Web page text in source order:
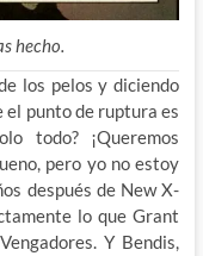
hecho.
los pelos y diciendo
el punto de ruptura es
todo? ¡Queremos
pero yo no estoy
después de New X-
lo que Grant
Y Bendis,